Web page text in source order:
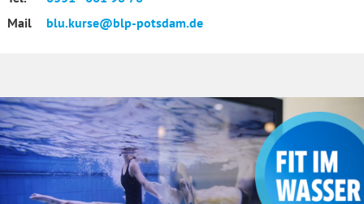
Mail
blu.kurse@blp-potsdam.de